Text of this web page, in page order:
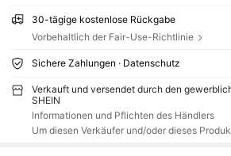
30-tägige kostenlose Rückgabe
Vorbehaltlich der Fair-Use-Richtlinie
Sichere Zahlungen · Datenschutz
Verkauft und versendet durch den
SHEIN
Informationen und Pflichten des Händlers
Um diesen Verkäufer und/oder dieses